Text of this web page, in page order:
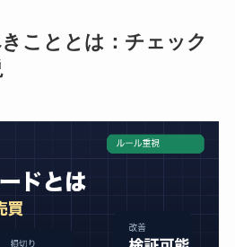
こととは：チェック